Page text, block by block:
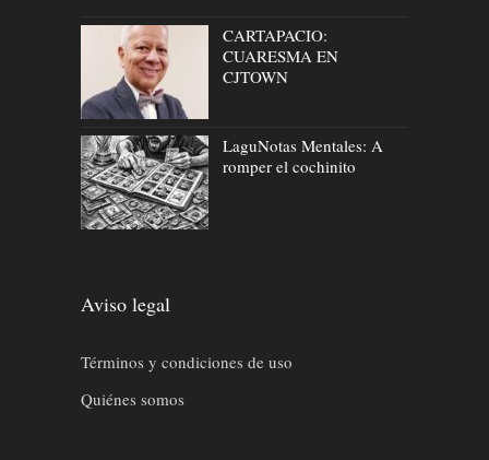
CARTAPACIO:
CUARESMA EN
CJTOWN
LaguNotas Mentales: A
romper el cochinito
Aviso legal
Términos y condiciones de uso
Quiénes somos